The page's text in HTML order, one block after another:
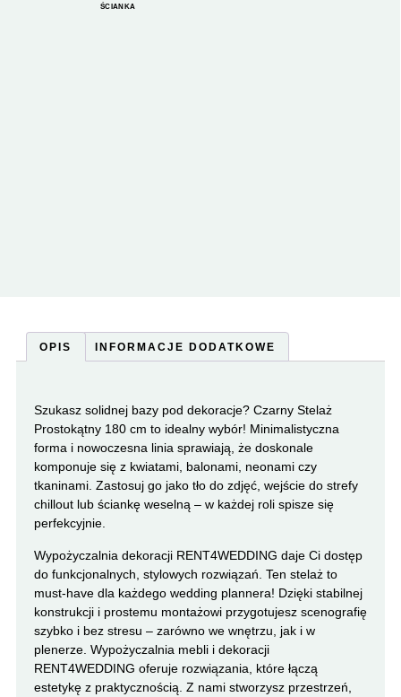
ŚCIANKA
OPIS INFORMACJE DODATKOWE
Szukasz solidnej bazy pod dekoracje? Czarny Stelaż
Prostokątny 180 cm to idealny wybór! Minimalistyczna
forma i nowoczesna linia sprawiają, że doskonale
komponuje się z kwiatami, balonami, neonami czy
tkaninami. Zastosuj go jako tło do zdjęć, wejście do strefy
chillout lub ściankę weselną – w każdej roli spisze się
perfekcyjnie.
Wypożyczalnia dekoracji RENT4WEDDING daje Ci dostęp
do funkcjonalnych, stylowych rozwiązań. Ten stelaż to
must-have dla każdego wedding plannera! Dzięki stabilnej
konstrukcji i prostemu montażowi przygotujesz scenografię
szybko i bez stresu – zarówno we wnętrzu, jak i w
plenerze. Wypożyczalnia mebli i dekoracji
RENT4WEDDING oferuje rozwiązania, które łączą
estetykę z praktycznością. Z nami stworzysz przestrzeń,